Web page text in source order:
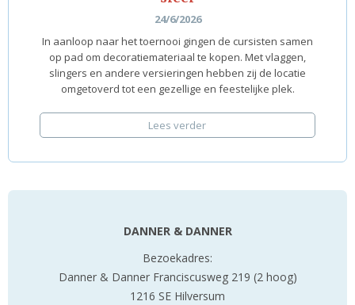
24/6/2026
In aanloop naar het toernooi gingen de cursisten samen
op pad om decoratiemateriaal te kopen. Met vlaggen,
slingers en andere versieringen hebben zij de locatie
omgetoverd tot een gezellige en feestelijke plek.
Lees verder
DANNER & DANNER
Bezoekadres:
Danner & Danner Franciscusweg 219 (2 hoog)
1216 SE Hilversum